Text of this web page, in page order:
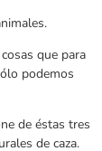
que para
podemos
de éstas tres
de caza.